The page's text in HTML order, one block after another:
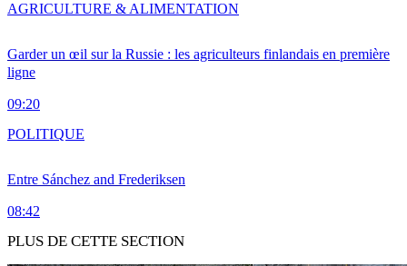
Garder un œil sur la Russie : les agriculteurs finlandais en première
ligne
09:20
AGRICULTURE & ALIMENTATION
Entre Sánchez and Frederiksen
08:42
POLITIQUE
PLUS DE CETTE SECTION